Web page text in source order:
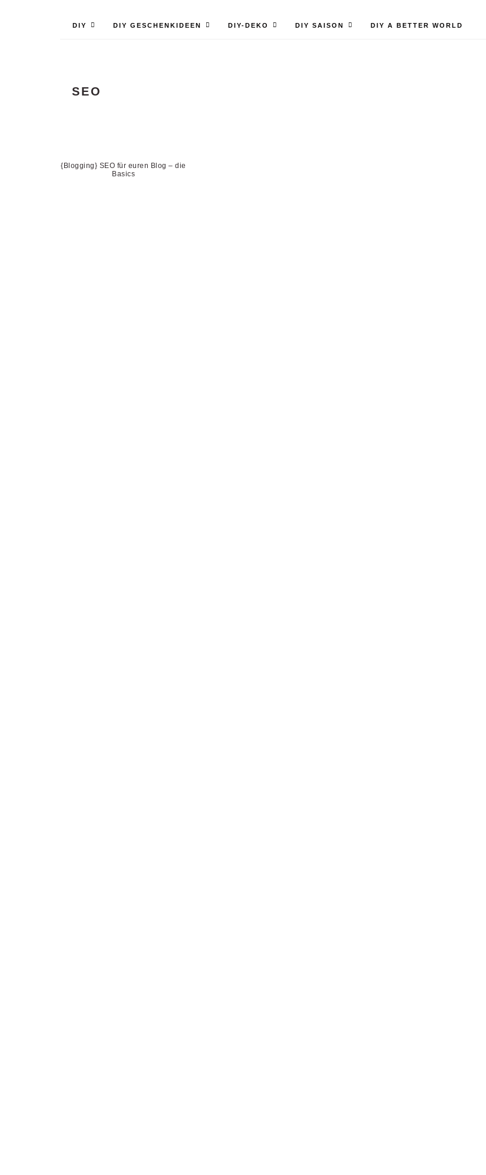
DIY DIY GESCHENKIDEEN DIY-DEKO DIY SAISON DIY A BETTER WORLD
SEO
{Blogging} SEO für euren Blog – die
Basics